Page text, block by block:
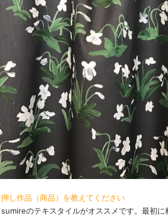
押し作品（商品）を教えてください
のテキスタイルがオススメです。最初